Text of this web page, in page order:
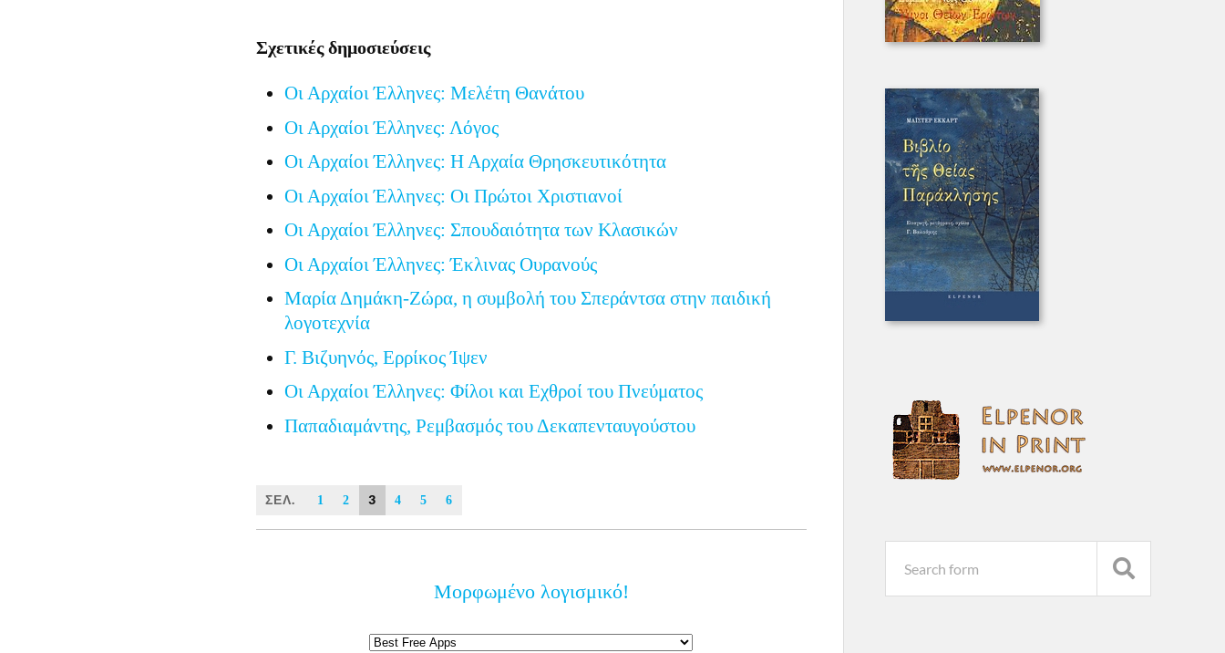
Σχετικές δημοσιεύσεις
Οι Αρχαίοι Έλληνες: Μελέτη Θανάτου
Οι Αρχαίοι Έλληνες: Λόγος
Οι Αρχαίοι Έλληνες: Η Αρχαία Θρησκευτικότητα
Οι Αρχαίοι Έλληνες: Οι Πρώτοι Χριστιανοί
Οι Αρχαίοι Έλληνες: Σπουδαιότητα των Κλασικών
Οι Αρχαίοι Έλληνες: Έκλινας Ουρανούς
Μαρία Δημάκη-Ζώρα, η συμβολή του Σπεράντσα στην παιδική
λογοτεχνία
Γ. Βιζυηνός, Ερρίκος Ίψεν
Οι Αρχαίοι Έλληνες: Φίλοι και Εχθροί του Πνεύματος
Παπαδιαμάντης, Ρεμβασμός του Δεκαπενταυγούστου
ΣΕΛ. 1 2 3 4 5 6
Μορφωμένο λογισμικό!